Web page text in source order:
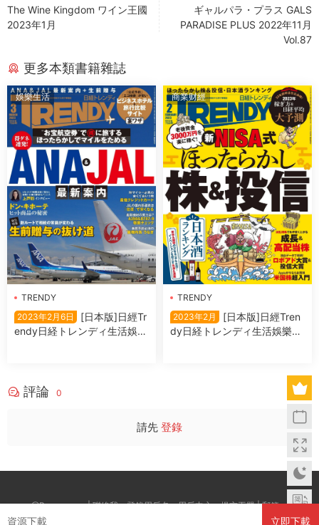
資源下載 立即下載
The Wine Kingdom ワイン王國
2023年1月
ギャルパラ・プラス GALS
PARADISE PLUS 2022年11月
Vol.87
更多本類書籍雜誌
娛樂生活
TRENDY
2023年2月6日
[日本版]日經Tr
endy日経トレンディ生活娛樂
商業财經
TRENDY
2023年2月
[日本版]日經Tren
dy日経トレンディ生活娛樂雜
評論 0
請先 登錄
@Boxwc.com | 聯絡我：登錄用戶名--用戶中心--提交工單 | 郵箱：